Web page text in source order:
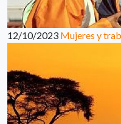
12/10/2023 Mujeres y